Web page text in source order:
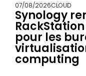
07/08/2026CLOUD
Synology
RackStation
pour les
computing